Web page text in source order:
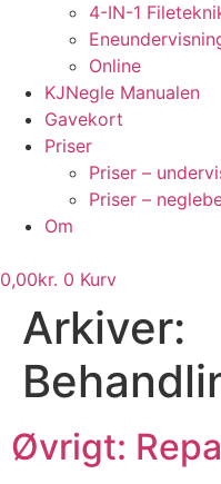
4-IN-1
Online
KJNegle Manualen
Gavekort
Priser
Priser –
Priser –
Om
0,00kr. 0 Kurv
Arkiver:
Øvrigt: